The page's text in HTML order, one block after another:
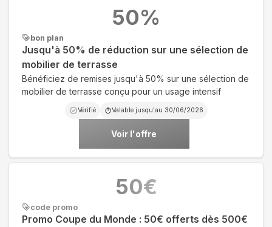
bon plan
Jusqu'à 50% de réduction sur une sélection de
mobilier de terrasse
Bénéficiez de remises jusqu'à 50% sur une sélection de
mobilier de terrasse conçu pour un usage intensif
Vérifié Valable jusqu'au 30/06/2026
Voir l'offre
50%
code promo
Promo Coupe du Monde : 50€ offerts dès 500€
50€